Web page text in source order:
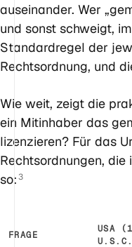
auseinander. Wer
und sonst schweigt,
Standardregel der
Rechtsordnung, und
Wie weit, zeigt die
ein Mitinhaber das
lizenzieren? Für das
Rechtsordnungen,
so: 3
FRAGE
USA